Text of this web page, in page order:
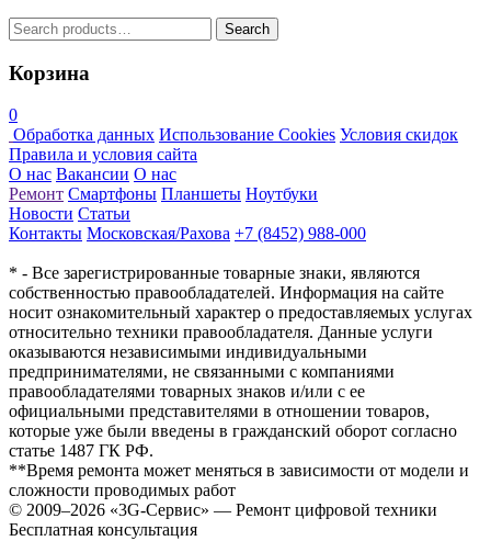
Search
for:
Search
Корзина
0
Обработка данных Использование Cookies Условия скидок
Правила и условия сайта
О нас Вакансии О нас
Ремонт Смартфоны Планшеты Ноутбуки
Новости Статьи
Контакты Московская/Рахова +7 (8452) 988-000
* - Все зарегистрированные товарные знаки, являются
собственностью правообладателей. Информация на сайте
носит ознакомительный характер о предоставляемых услугах
относительно техники правообладателя. Данные услуги
оказываются независимыми индивидуальными
предпринимателями, не связанными с компаниями
правообладателями товарных знаков и/или с ее
официальными представителями в отношении товаров,
которые уже были введены в гражданский оборот согласно
статье 1487 ГК РФ.
**Время ремонта может меняться в зависимости от модели и
сложности проводимых работ
© 2009–2026 «3G-Сервис» — Ремонт цифровой техники
Бесплатная консультация